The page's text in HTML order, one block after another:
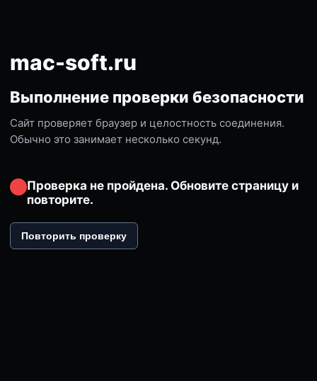
mac-soft.ru
Выполнение проверки безопасности
Сайт проверяет браузер и целостность соединения.
Обычно это занимает несколько секунд.
Проверка не пройдена. Обновите страницу и
повторите.
Повторить проверку